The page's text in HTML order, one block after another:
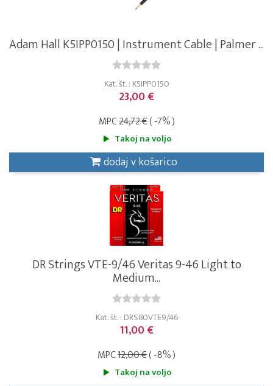
Adam Hall K5IPP0150 | Instrument Cable | Palmer ...
Kat. št. : K5IPP0150
23,00 €
MPC24,72 €( -7% )
Takoj na voljo
dodaj v košarico
DR Strings VTE-9/46 Veritas 9-46 Light to
Medium...
Kat. št. : DRS80VTE9/46
11,00 €
MPC12,00 €( -8% )
Takoj na voljo